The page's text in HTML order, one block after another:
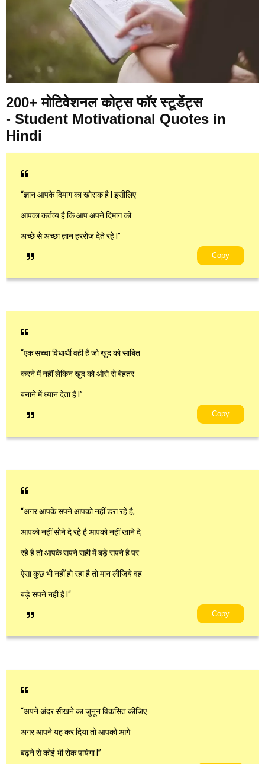
200+ मोटिवेशनल कोट्स फॉर स्टूडेंट्स
- Student Motivational Quotes in
Hindi
“ज्ञान आपके दिमाग का खोराक है l इसीलिए
आपका कर्तव्य है कि आप अपने दिमाग को
अच्छे से अच्छा ज्ञान हररोज देते रहे l”
Copy
“एक सच्चा विधार्थी वही है जो खुद को साबित
करने में नहीं लेकिन खुद को ओरो से बेहतर
बनाने में ध्यान देता है l”
Copy
“अगर आपके सपने आपको नहीं डरा रहे है,
आपको नहीं सोने दे रहे है आपको नहीं खाने दे
रहे है तो आपके सपने सही में बड़े सपने है पर
ऐसा कुछ भी नहीं हो रहा है तो मान लीजिये वह
बड़े सपने नहीं है l“
Copy
“अपने अंदर सीखने का जुनून विकसित कीजिए
अगर आपने यह कर दिया तो आपको आगे
बढ़ने से कोई भी रोक पायेगा l”